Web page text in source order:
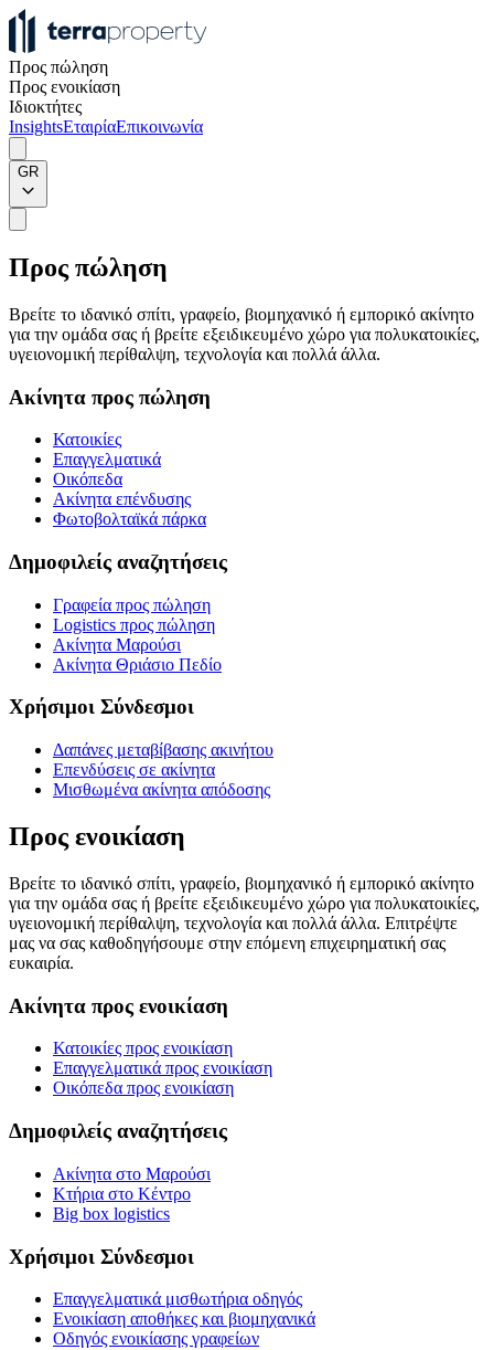
Προς πώληση
Προς ενοικίαση
Ιδιοκτήτες
InsightsΕταιρίαΕπικοινωνία
GR
Προς πώληση
Βρείτε το ιδανικό σπίτι, γραφείο, βιομηχανικό ή εμπορικό ακίνητο
για την ομάδα σας ή βρείτε εξειδικευμένο χώρο για πολυκατοικίες,
υγειονομική περίθαλψη, τεχνολογία και πολλά άλλα.
Ακίνητα προς πώληση
Κατοικίες
Επαγγελματικά
Οικόπεδα
Ακίνητα επένδυσης
Φωτοβολταϊκά πάρκα
Δημοφιλείς αναζητήσεις
Γραφεία προς πώληση
Logistics προς πώληση
Ακίνητα Μαρούσι
Ακίνητα Θριάσιο Πεδίο
Χρήσιμοι Σύνδεσμοι
Δαπάνες μεταβίβασης ακινήτου
Επενδύσεις σε ακίνητα
Μισθωμένα ακίνητα απόδοσης
Προς ενοικίαση
Βρείτε το ιδανικό σπίτι, γραφείο, βιομηχανικό ή εμπορικό ακίνητο
για την ομάδα σας ή βρείτε εξειδικευμένο χώρο για πολυκατοικίες,
υγειονομική περίθαλψη, τεχνολογία και πολλά άλλα. Επιτρέψτε
μας να σας καθοδηγήσουμε στην επόμενη επιχειρηματική σας
ευκαιρία.
Ακίνητα προς ενοικίαση
Κατοικίες προς ενοικίαση
Επαγγελματικά προς ενοικίαση
Οικόπεδα προς ενοικίαση
Δημοφιλείς αναζητήσεις
Ακίνητα στο Μαρούσι
Κτήρια στο Κέντρο
Big box logistics
Χρήσιμοι Σύνδεσμοι
Επαγγελματικά μισθωτήρια οδηγός
Ενοικίαση αποθήκες και βιομηχανικά
Οδηγός ενοικίασης γραφείων